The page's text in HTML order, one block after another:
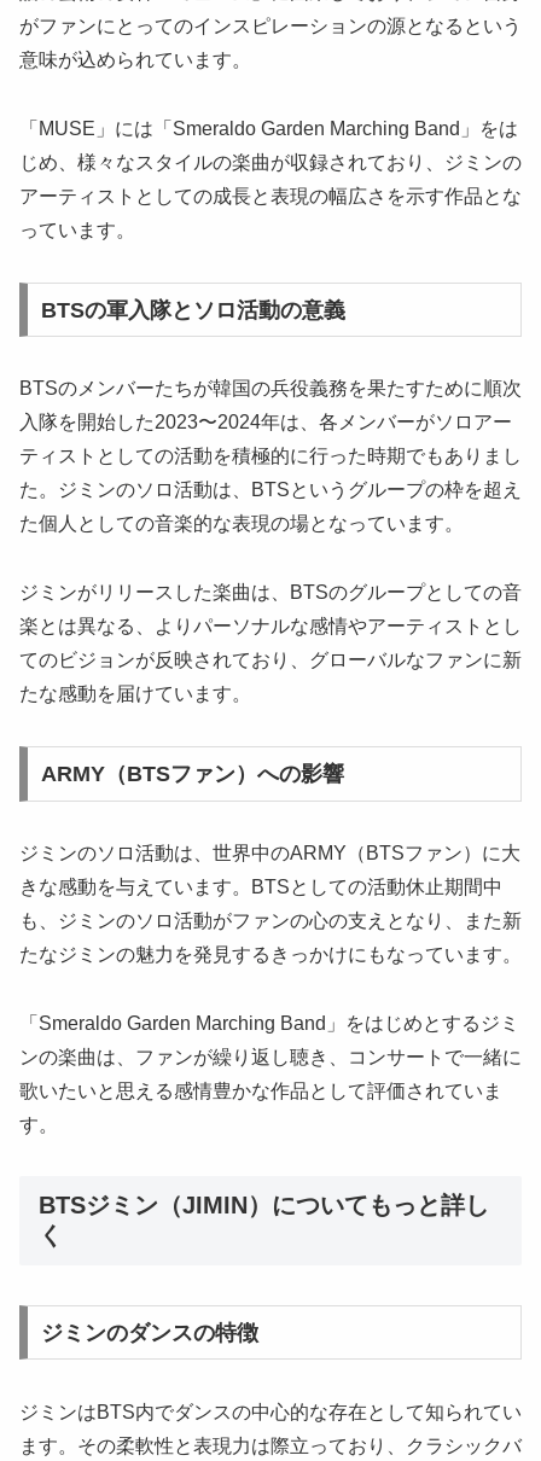
がファンにとってのインスピレーションの源となるという
意味が込められています。
「MUSE」には「Smeraldo Garden Marching Band」をは
じめ、様々なスタイルの楽曲が収録されており、ジミンの
アーティストとしての成長と表現の幅広さを示す作品とな
っています。
BTSの軍入隊とソロ活動の意義
BTSのメンバーたちが韓国の兵役義務を果たすために順次
入隊を開始した2023〜2024年は、各メンバーがソロアー
ティストとしての活動を積極的に行った時期でもありまし
た。ジミンのソロ活動は、BTSというグループの枠を超え
た個人としての音楽的な表現の場となっています。
ジミンがリリースした楽曲は、BTSのグループとしての音
楽とは異なる、よりパーソナルな感情やアーティストとし
てのビジョンが反映されており、グローバルなファンに新
たな感動を届けています。
ARMY（BTSファン）への影響
ジミンのソロ活動は、世界中のARMY（BTSファン）に大
きな感動を与えています。BTSとしての活動休止期間中
も、ジミンのソロ活動がファンの心の支えとなり、また新
たなジミンの魅力を発見するきっかけにもなっています。
「Smeraldo Garden Marching Band」をはじめとするジミ
ンの楽曲は、ファンが繰り返し聴き、コンサートで一緒に
歌いたいと思える感情豊かな作品として評価されていま
す。
BTSジミン（JIMIN）についてもっと詳し
く
ジミンのダンスの特徴
ジミンはBTS内でダンスの中心的な存在として知られてい
ます。その柔軟性と表現力は際立っており、クラシックバ